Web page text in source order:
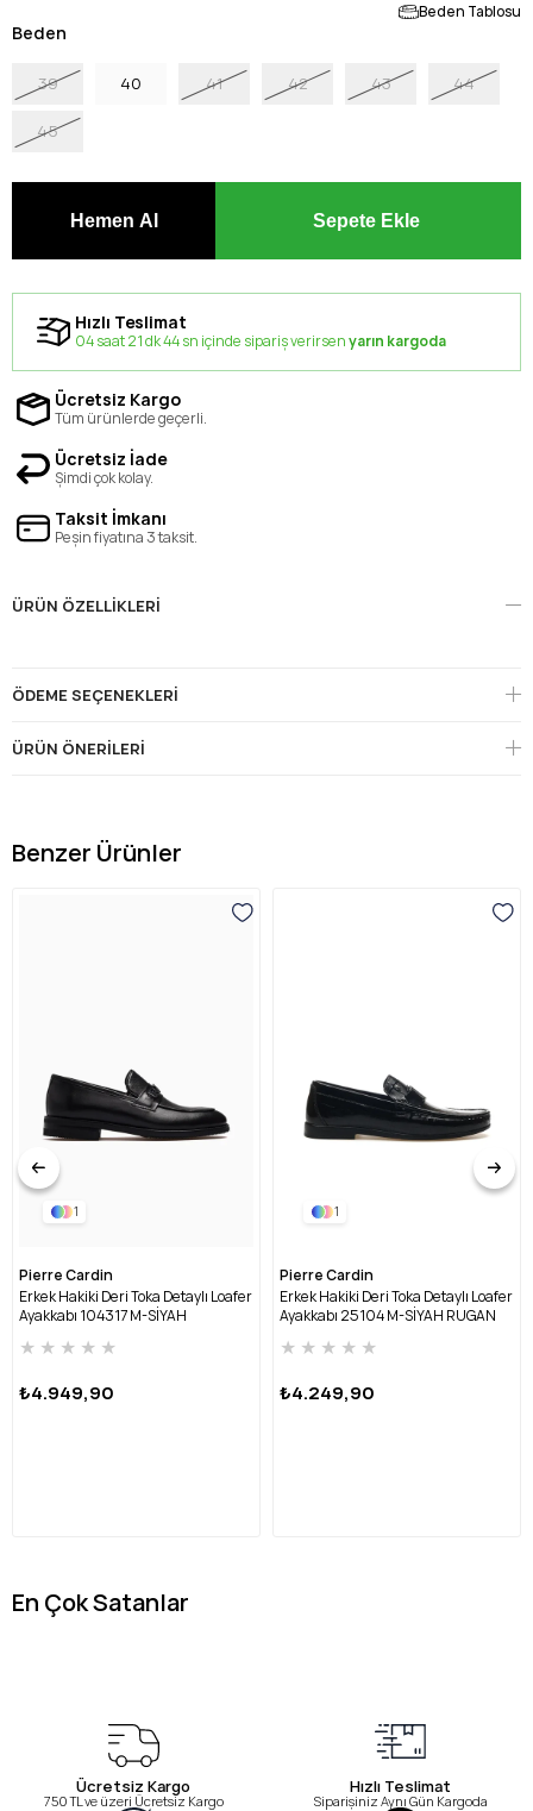
Beden Tablosu
Beden
39 40 41 42 43 44
45
Hızlı Teslimat
04 saat 21 dk 44 sn içinde sipariş verirsenyarın kargoda
Ücretsiz Kargo
Tüm ürünlerde geçerli.
Ücretsiz İade
Şimdi çok kolay.
Taksit İmkanı
Peşin fiyatına 3 taksit.
ÜRÜN ÖZELLIKLERI
ÖDEME SEÇENEKLERI
ÜRÜN ÖNERILERI
Benzer Ürünler
1
Pierre Cardin
Erkek Hakiki Deri Toka Detaylı Loafer
Ayakkabı 104317 M-SİYAH
★ ★ ★ ★ ★
₺4.949,90
1
Pierre Cardin
Erkek Hakiki Deri Toka Detaylı Loafer
Ayakkabı 25104 M-SİYAH RUGAN
★ ★ ★ ★ ★
₺4.249,90
En Çok Satanlar
Ücretsiz Kargo
750 TL ve üzeri Ücretsiz Kargo
Hızlı Teslimat
Siparişiniz Aynı Gün Kargoda